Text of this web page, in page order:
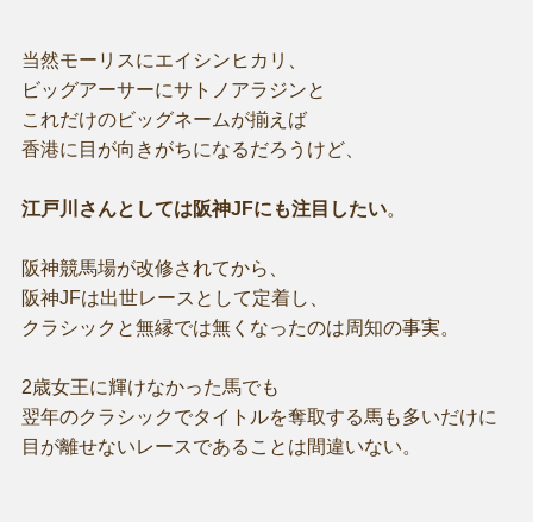
当然モーリスにエイシンヒカリ、
ビッグアーサーにサトノアラジンと
これだけのビッグネームが揃えば
香港に目が向きがちになるだろうけど、
江戸川さんとしては阪神JFにも注目したい。
阪神競馬場が改修されてから、
阪神JFは出世レースとして定着し、
クラシックと無縁では無くなったのは周知の事実。
2歳女王に輝けなかった馬でも
翌年のクラシックでタイトルを奪取する馬も多いだけに
目が離せないレースであることは間違いない。